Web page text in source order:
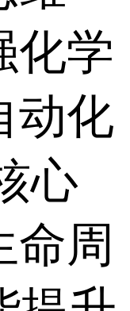
化学
动化
心
命周